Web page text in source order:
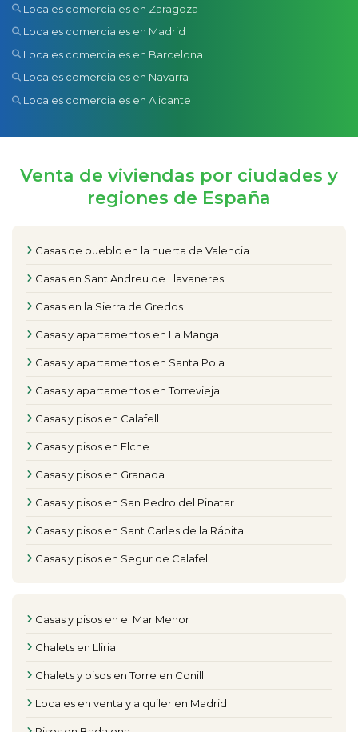
Locales comerciales en Zaragoza
Locales comerciales en Madrid
Locales comerciales en Barcelona
Locales comerciales en Navarra
Locales comerciales en Alicante
Venta de viviendas por ciudades y
regiones de España
Casas de pueblo en la huerta de Valencia
Casas en Sant Andreu de Llavaneres
Casas en la Sierra de Gredos
Casas y apartamentos en La Manga
Casas y apartamentos en Santa Pola
Casas y apartamentos en Torrevieja
Casas y pisos en Calafell
Casas y pisos en Elche
Casas y pisos en Granada
Casas y pisos en San Pedro del Pinatar
Casas y pisos en Sant Carles de la Rápita
Casas y pisos en Segur de Calafell
Casas y pisos en el Mar Menor
Chalets en Lliria
Chalets y pisos en Torre en Conill
Locales en venta y alquiler en Madrid